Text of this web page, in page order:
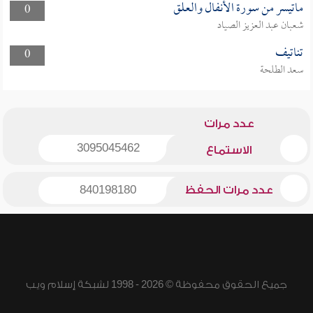
0 ماتيسر من سورة الأنفال والعلق
شعبان عبد العزيز الصياد
0
تناتيف
سعد الطلحة
عدد مرات
الاستماع 3095045462
عدد مرات الحفظ 840198180
جميع الحقوق محفوظة © 2026 - 1998 لشبكة إسلام ويب